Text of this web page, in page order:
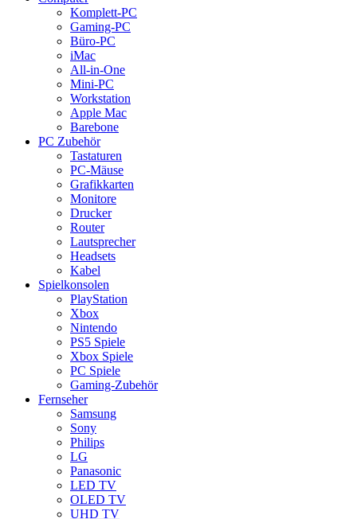
Komplett-PC
Gaming-PC
Büro-PC
iMac
All-in-One
Mini-PC
Workstation
Apple Mac
Barebone
PC Zubehör
Tastaturen
PC-Mäuse
Grafikkarten
Monitore
Drucker
Router
Lautsprecher
Headsets
Kabel
Spielkonsolen
PlayStation
Xbox
Nintendo
PS5 Spiele
Xbox Spiele
PC Spiele
Gaming-Zubehör
Fernseher
Samsung
Sony
Philips
LG
Panasonic
LED TV
OLED TV
UHD TV